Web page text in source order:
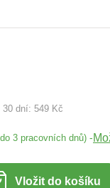
30 dní: 549 Kč
3 pracovních dnů) -
Vložit do košíku